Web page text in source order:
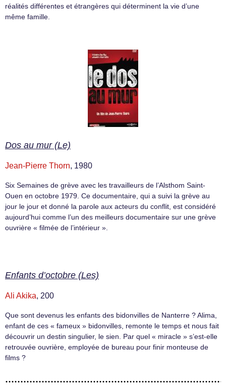
réalités différentes et étrangères qui déterminent la vie d’une
même famille.
Dos au mur (Le)
Jean-Pierre Thorn, 1980
Six Semaines de grève avec les travailleurs de l’Alsthom Saint-
Ouen en octobre 1979. Ce documentaire, qui a suivi la grève au
jour le jour et donné la parole aux acteurs du conflit, est considéré
aujourd’hui comme l’un des meilleurs documentaire sur une grève
ouvrière « filmée de l’intérieur ».
Enfants d’octobre (Les)
Ali Akika, 200
Que sont devenus les enfants des bidonvilles de Nanterre ? Alima,
enfant de ces « fameux » bidonvilles, remonte le temps et nous fait
découvrir un destin singulier, le sien. Par quel « miracle » s’est-elle
retrouvée ouvrière, employée de bureau pour finir monteuse de
films ?